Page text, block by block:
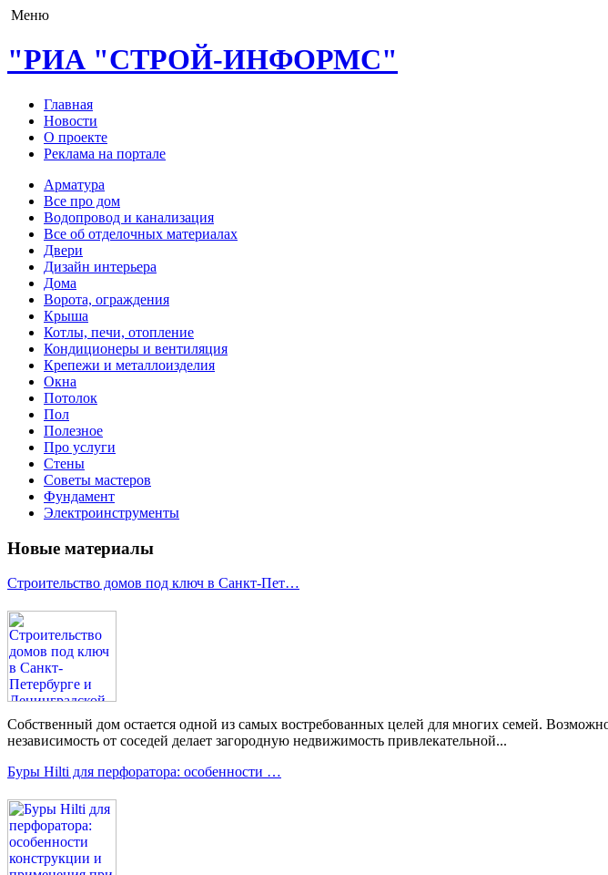
Меню
"РИА "СТРОЙ-ИНФОРМС"
Главная
Новости
О проекте
Реклама на портале
Арматура
Все про дом
Водопровод и канализация
Все об отделочных материалах
Двери
Дизайн интерьера
Дома
Ворота, ограждения
Крыша
Котлы, печи, отопление
Кондиционеры и вентиляция
Крепежи и металлоизделия
Окна
Потолок
Пол
Полезное
Про услуги
Стены
Советы мастеров
Фундамент
Электроинструменты
Новые материалы
Строительство домов под ключ в Санкт-Пет…
Собственный дом остается одной из самых востребованных целей для многих семей.
независимость от соседей делает загородную недвижимость привлекательной...
Буры Hilti для перфоратора: особенности …